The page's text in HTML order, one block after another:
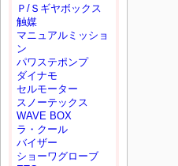
Ｐ/Ｓギヤボックス
触媒
マニュアルミッショ
ン
パワステポンプ
ダイナモ
セルモーター
スノーテックス
WAVE BOX
ラ・クール
バイザー
ショーワグローブ